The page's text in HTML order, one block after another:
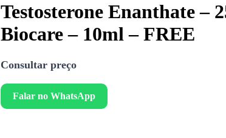
Testosterone Enanthate –
Biocare – 10ml – FREE
Consultar preço
Falar no WhatsApp